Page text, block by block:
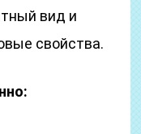
вид и
свойства.